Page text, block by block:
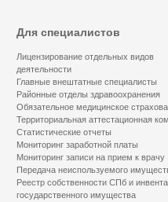
Для специалистов
Лицензирование отдельных видов
деятельности
Главные внештатные специалисты
Районные отделы здравоохранения
Обязательное медицинское
Территориальная аттестационная
Статистические отчеты
Мониторинг заработной платы
Мониторинг записи на прием к врачу
Передача неиспользуемого
Реестр собственности СПб и
государственного имущества